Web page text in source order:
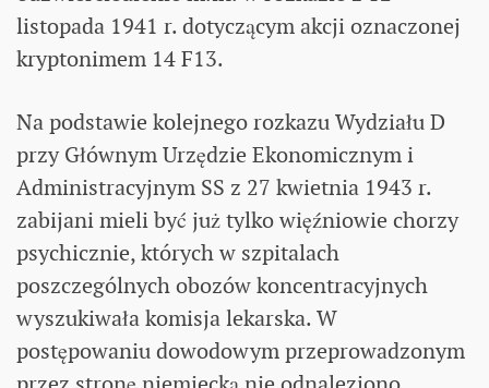
listopada 1941 r. dotyczącym akcji oznaczonej
kryptonimem 14 F13.
Na podstawie kolejnego rozkazu Wydziału D
przy Głównym Urzędzie Ekonomicznym i
Administracyjnym SS z 27 kwietnia 1943 r.
zabijani mieli być już tylko więźniowie chorzy
psychicznie, których w szpitalach
poszczególnych obozów koncentracyjnych
wyszukiwała komisja lekarska. W
postępowaniu dowodowym przeprowadzonym